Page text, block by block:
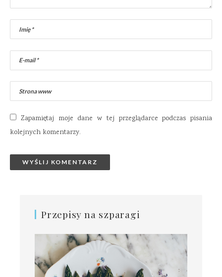
Zapamiętaj moje dane w tej przeglądarce podczas pisania
kolejnych komentarzy.
Przepisy na szparagi